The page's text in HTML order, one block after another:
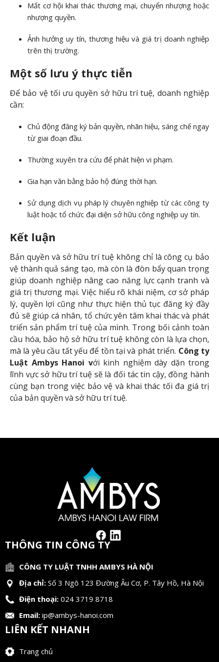
Mất cơ hội khai thác thương mại, chuyển nhượng hoặc
nhượng quyền.
Ảnh hưởng uy tín, thương hiệu và giá trị doanh nghiệp
trên thị trường.
Một số lưu ý thực tiễn
Để bảo vệ tối ưu quyền sở hữu trí tuệ, doanh nghiệp
cần:
Chủ động đăng ký bản quyền, nhãn hiệu, sáng chế ngay
từ giai đoạn đầu.
Thường xuyên tra cứu để phát hiện vi phạm.
Gia hạn văn bằng bảo hộ đúng thời hạn.
Sử dụng dịch vụ pháp lý chuyên nghiệp từ các công ty
luật hoặc tổ chức đại diện sở hữu công nghiệp uy tín.
Kết luận
Bản quyền và sở hữu trí tuệ không chỉ là công cụ bảo
vệ thành quả sáng tạo, mà còn là đòn bẩy quan trọng
giúp doanh nghiệp nâng cao năng lực cạnh tranh và
giá trị thương mại. Việc hiểu rõ khái niệm, cơ sở pháp
lý, quyền lợi cũng như thực hiện thủ tục đăng ký đầy
đủ sẽ giúp cá nhân, tổ chức yên tâm khai thác và phát
triển sản phẩm trí tuệ của mình. Trong bối cảnh toàn
cầu hóa, bảo hộ sở hữu trí tuệ không còn là lựa chọn,
mà là yêu cầu tất yếu để tồn tại và phát triển. Công ty
Luật Ambys Hanoi với kinh nghiệm dày dặn trong
lĩnh vực sở hữu trí tuệ sẽ là đối tác tin cậy, đồng hành
cùng bạn trong việc bảo vệ và khai thác tối đa giá trị
của bản quyền và sở hữu trí tuệ.
THÔNG TIN CÔNG TY
CÔNG TY LUẬT TNHH AMBYS HÀ NỘI
Địa chỉ: Số 3 Ngõ 123 Đường Âu Cơ, P. Tây Hồ, Hà Nội
Điện thoại: 024 3719 8718
Email: ip@ambys-hanoi.com
LIÊN KẾT NHANH
Trang chủ